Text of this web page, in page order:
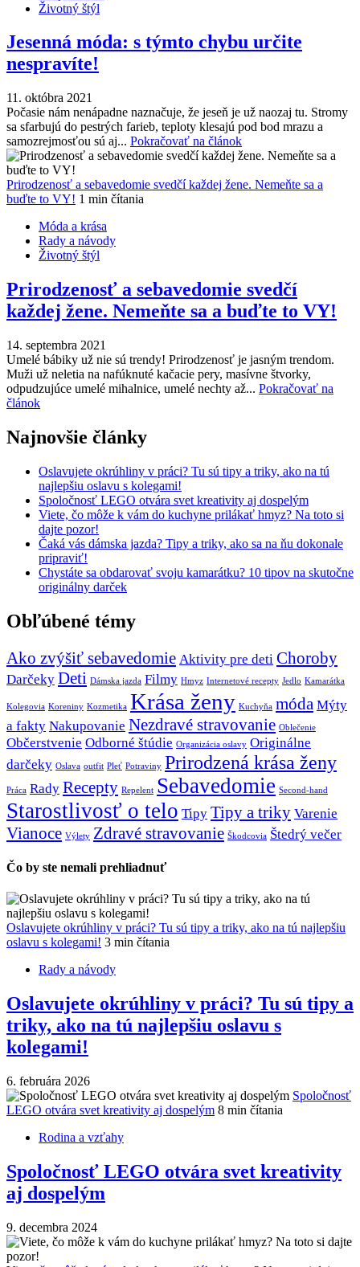
Životný štýl
Jesenná móda: s týmto chybu určite
nespravíte!
11. októbra 2021
Počasie nám nenápadne naznačuje, že jeseň je už naozaj tu. Stromy
sa sfarbujú do pestrých farieb, teploty klesajú pod bod mrazu a
samozrejmosťou sú aj... Pokračovať na článok
Prirodzenosť a sebavedomie svedčí každej žene. Nemeňte sa a
buďte to VY! 1 min čítania
Móda a krása
Rady a návody
Životný štýl
Prirodzenosť a sebavedomie svedčí
každej žene. Nemeňte sa a buďte to VY!
14. septembra 2021
Umelé bábiky už nie sú trendy! Prirodzenosť je jasným trendom.
Muži už neletia na nafúknuté kačacie pery, masívne štvorky,
odpudzujúce umelé mihalnice, umelé nechty až... Pokračovať na
článok
Najnovšie články
Oslavujete okrúhliny v práci? Tu sú tipy a triky, ako na tú
najlepšiu oslavu s kolegami!
Spoločnosť LEGO otvára svet kreativity aj dospelým
Viete, čo môže k vám do kuchyne prilákať hmyz? Na toto si
dajte pozor!
Čaká vás dámska jazda? Tipy a triky, ako sa na ňu dokonale
pripraviť!
Chystáte sa obdarovať svoju kamarátku? 10 tipov na skutočne
originálny darček
Obľúbené témy
Ako zvýšiť sebavedomie Aktivity pre deti Choroby
Darčeky Deti Dámska jazda Filmy Hmyz Internetové recepty Jedlo Kamarátka
Kolegovia Koreniny Kozmetika Krása ženy Kuchyňa móda Mýty
a fakty Nakupovanie Nezdravé stravovanie Oblečenie
Občerstvenie Odborné štúdie Organizácia oslavy Originálne
darčeky Oslava outfit Pleť Potraviny Prirodzená krása ženy
Práca Rady Recepty Repelent Sebavedomie Second-hand
Starostlivosť o telo Tipy Tipy a triky Varenie
Vianoce Výlety Zdravé stravovanie Škodcovia Štedrý večer
Čo by ste nemali prehliadnuť
Oslavujete okrúhliny v práci? Tu sú tipy a triky, ako na tú najlepšiu
oslavu s kolegami! 3 min čítania
Rady a návody
Oslavujete okrúhliny v práci? Tu sú tipy a
triky, ako na tú najlepšiu oslavu s
kolegami!
6. februára 2026
Spoločnosť
LEGO otvára svet kreativity aj dospelým 8 min čítania
Rodina a vzťahy
Spoločnosť LEGO otvára svet kreativity
aj dospelým
9. decembra 2024